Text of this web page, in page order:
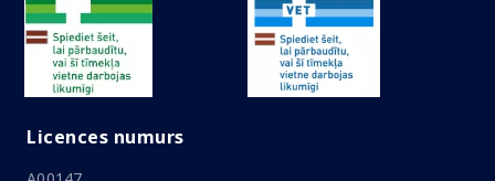
Licences numurs